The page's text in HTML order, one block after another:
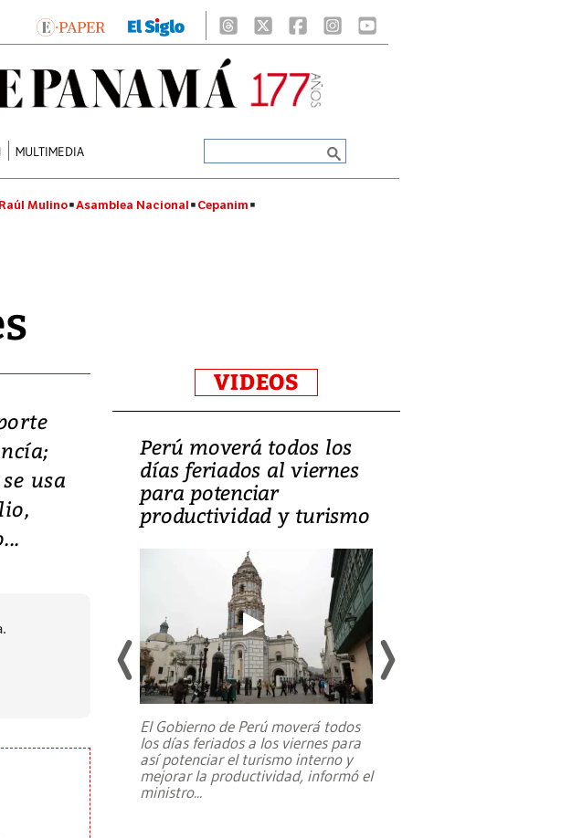
MULTIMEDIA
Mulino Asamblea Nacional Cepanim
usa
VIDEOS
su
y
su
Perú moverá todos los
días feriados al viernes
para potenciar
productividad y turismo
El Gobierno de Perú moverá todos
los días feriados a los viernes para
así potenciar el turismo interno y
mejorar la productividad, informó el
ministro...